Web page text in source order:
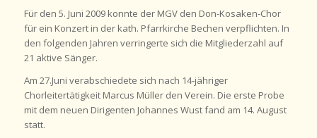
Für den 5. Juni 2009 konnte der MGV den Don-Kosaken-Chor
für ein Konzert in der kath. Pfarrkirche Bechen verpflichten. In
den folgenden Jahren verringerte sich die Mitgliederzahl auf
21 aktive Sänger.
Am 27.Juni verabschiedete sich nach 14-jähriger
Chorleitertätigkeit Marcus Müller den Verein. Die erste Probe
mit dem neuen Dirigenten Johannes Wust fand am 14. August
statt.